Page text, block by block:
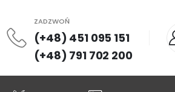
ZADZWOŃ
(+48) 451 095 151
(+48) 791 702 200